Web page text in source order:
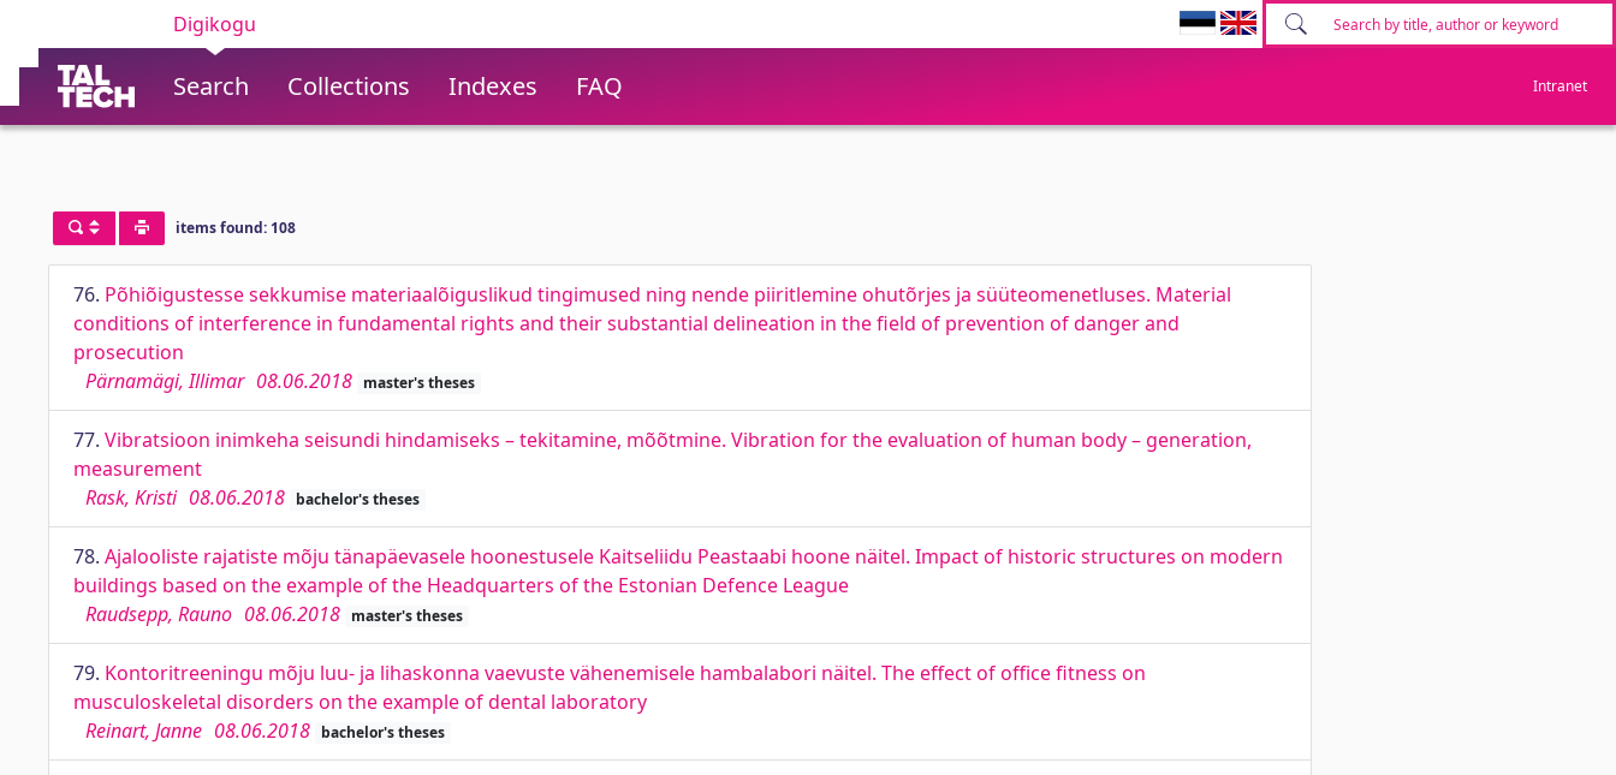
Digikogu
Search Collections Indexes FAQ Intranet
items found: 108
76. Põhiõigustesse sekkumise materiaalõiguslikud tingimused ning nende piiritlemine ohutõrjes ja süüteomenetluses. Material
conditions of interference in fundamental rights and their substantial delineation in the field of prevention of danger and
prosecution
Pärnamägi, Illimar 08.06.2018 master's theses
77. Vibratsioon inimkeha seisundi hindamiseks – tekitamine, mõõtmine. Vibration for the evaluation of human body – generation,
measurement
Rask, Kristi 08.06.2018 bachelor's theses
78. Ajalooliste rajatiste mõju tänapäevasele hoonestusele Kaitseliidu Peastaabi hoone näitel. Impact of historic structures on modern
buildings based on the example of the Headquarters of the Estonian Defence League
Raudsepp, Rauno 08.06.2018 master's theses
79. Kontoritreeningu mõju luu- ja lihaskonna vaevuste vähenemisele hambalabori näitel. The effect of office fitness on
musculoskeletal disorders on the example of dental laboratory
Reinart, Janne 08.06.2018 bachelor's theses